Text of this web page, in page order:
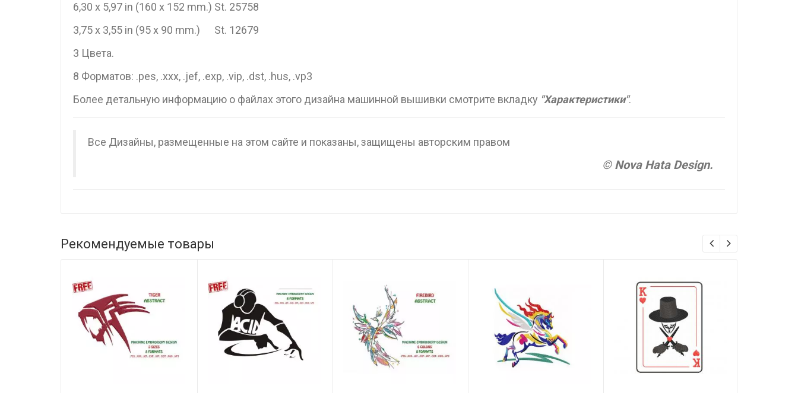
6,30 x 5,97 in (160 x 152 mm.) St. 25758
3,75 x 3,55 in (95 x 90 mm.) St. 12679
3 Цвета.
8 Форматов: .pes, .xxx, .jef, .exp, .vip, .dst, .hus, .vp3
Более детальную информацию о файлах этого дизайна машинной вышивки смотрите вкладку "Характеристики".
Все Дизайны, размещенные на этом сайте и показаны, защищены авторским правом
© Nova Hata Design.
Рекомендуемые товары